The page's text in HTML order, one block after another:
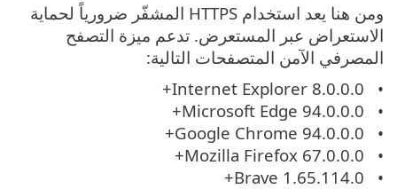
ومن هنا يعد استخدام HTTPS المشفّر ضرورياً لحماية
الاستعراض عبر المستعرض. تدعم ميزة التصفح
المصرفي الآمن المتصفحات التالية:
Internet Explorer 8.0.0.0+
Microsoft Edge 94.0.0.0+
Google Chrome 94.0.0.0+
Mozilla Firefox 67.0.0.0+
Brave 1.65.114.0+